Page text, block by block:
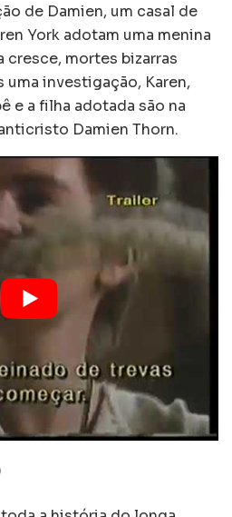
de Damien, um casal de
York adotam uma menina
cresce, mortes bizarras
uma investigação, Karen,
e a filha adotada são na
Damien Thorn.